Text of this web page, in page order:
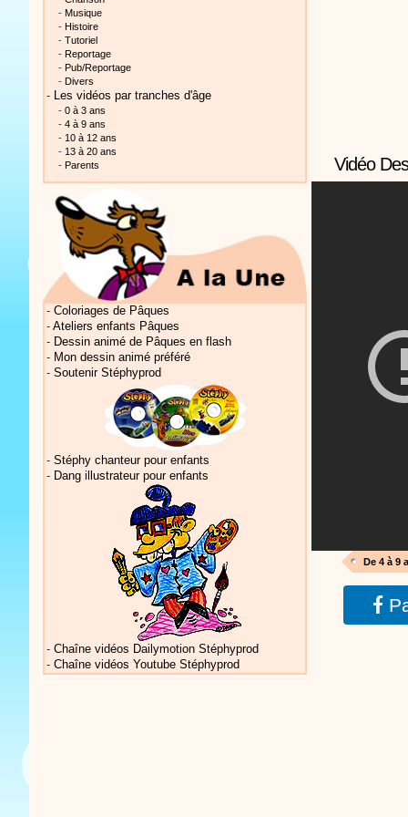
Vidéos
Vidéo
De 4 à 9
- Musique
- Histoire
- Tutoriel
- Reportage
- Pub/Reportage
- Divers
- Les vidéos par tranches d'âge
- 0 à 3 ans
- 4 à 9 ans
- 10 à 12 ans
- 13 à 20 ans
- Parents
- Coloriages de Pâques
- Ateliers enfants Pâques
- Dessin animé de Pâques en flash
- Mon dessin animé préféré
- Soutenir Stéphyprod
- Stéphy chanteur pour enfants
- Dang illustrateur pour enfants
- Chaîne vidéos Dailymotion Stéphyprod
- Chaîne vidéos Youtube Stéphyprod